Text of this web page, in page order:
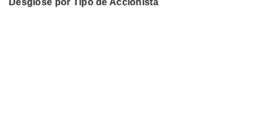
Desglose por Tipo de Accionista